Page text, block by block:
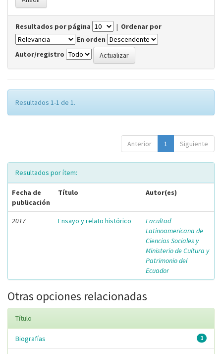
Resultados por página | Ordenar por
En orden
Autor/registro
Resultados 1-1 de 1.
Anterior 1 Siguiente
Resultados por ítem:
Fecha de
publicación
Título Autor(es)
2017 Ensayo y relato histórico
Facultad
Latinoamericana de
Ciencias Sociales y
Ministerio de Cultura y
Patrimonio del
Ecuador
Otras opciones relacionadas
Título
1
Biografías